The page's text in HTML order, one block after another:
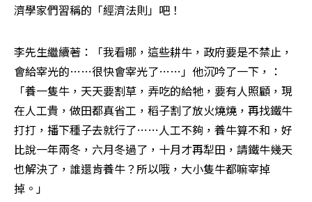
濟學家們習稱的「經濟法則」吧！
李先生繼續著：「我看哪，這些耕牛，政府要是不禁止，
會給宰光的……很快會宰光了……」他沉吟了一下，：
「養一隻牛，天天要割草，弄吃的給牠，要有人照顧，現
在人工貴，做田都真省工，稻子割了放火燒燒，再找鐵牛
打打，播下種子去就行了……人工不夠，養牛算不和，好
比說一年兩冬，六月冬過了，十月才再犁田，請鐵牛幾天
也解決了，誰還肯養牛？所以哦，大小隻牛都嘛宰掉
掉。」